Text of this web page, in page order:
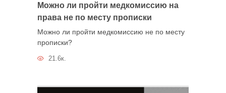
Можно ли пройти медкомиссию на
права не по месту прописки
Можно ли пройти медкомиссию не по месту
прописки?
21.6к.